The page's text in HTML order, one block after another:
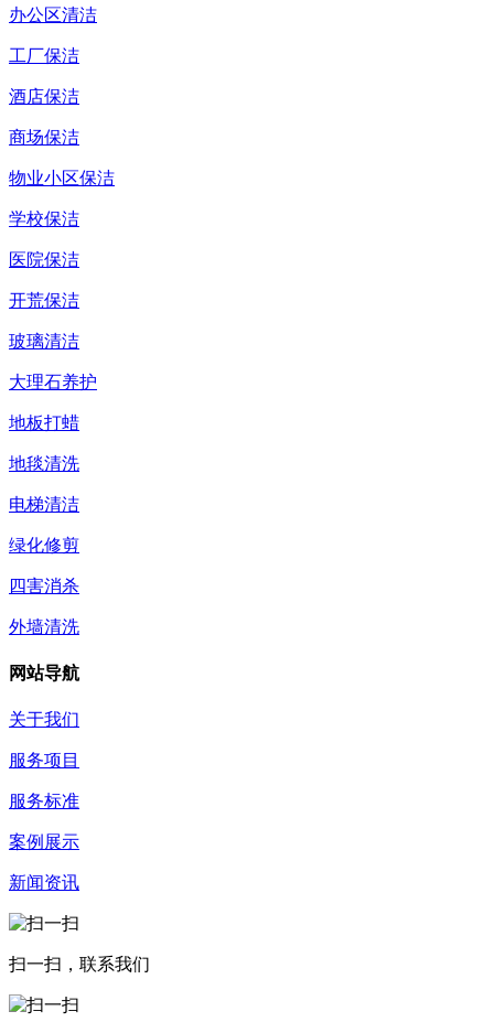
办公区清洁
工厂保洁
酒店保洁
商场保洁
物业小区保洁
学校保洁
医院保洁
开荒保洁
玻璃清洁
大理石养护
地板打蜡
地毯清洗
电梯清洁
绿化修剪
四害消杀
外墙清洗
网站导航
关于我们
服务项目
服务标准
案例展示
新闻资讯
扫一扫，联系我们